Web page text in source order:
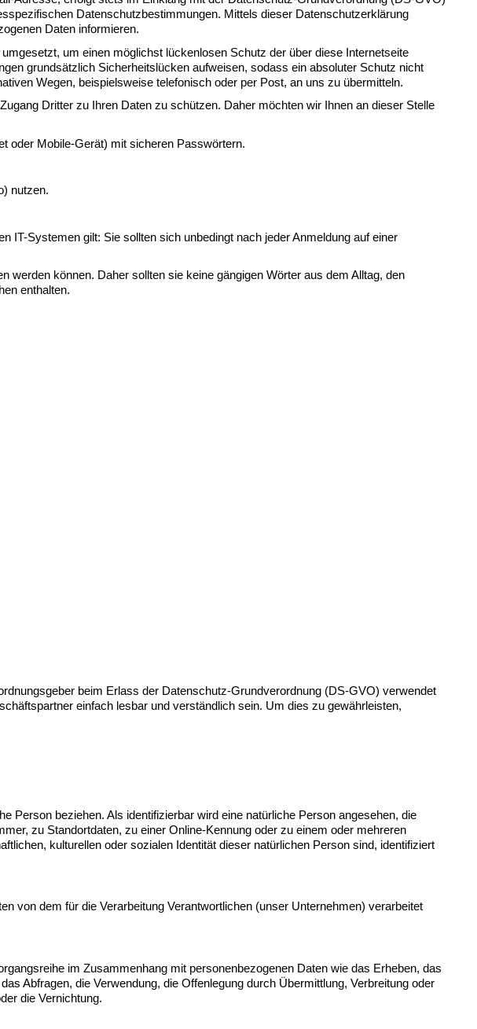
Datenschutzbestimmungen. Mittels dieser Datenschutzerklärung
Daten informieren.
um einen möglichst lückenlosen Schutz der über diese Internetseite
grundsätzlich Sicherheitslücken aufweisen, sodass ein absoluter Schutz nicht
Wegen, beispielsweise telefonisch oder per Post, an uns zu übermitteln.
Dritter zu Ihren Daten zu schützen. Daher möchten wir Ihnen an dieser Stelle
oder Mobile-Gerät) mit sicheren Passwörtern.
nutzen.
IT-Systemen gilt: Sie sollten sich unbedingt nach jeder Anmeldung auf einer
können. Daher sollten sie keine gängigen Wörter aus dem Alltag, den
enthalten.
beim Erlass der Datenschutz-Grundverordnung (DS-GVO) verwendet
einfach lesbar und verständlich sein. Um dies zu gewährleisten,
Person beziehen. Als identifizierbar wird eine natürliche Person angesehen, die
zu Standortdaten, zu einer Online-Kennung oder zu einem oder mehreren
kulturellen oder sozialen Identität dieser natürlichen Person sind, identifiziert
von dem für die Verarbeitung Verantwortlichen (unser Unternehmen) verarbeitet
im Zusammenhang mit personenbezogenen Daten wie das Erheben, das
Abfragen, die Verwendung, die Offenlegung durch Übermittlung, Verbreitung oder
die Vernichtung.